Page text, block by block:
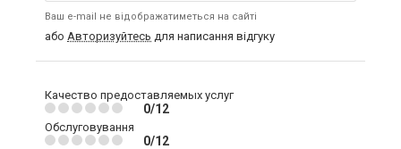
Ваш e-mail не відображатиметься на сайті
або Авторизуйтесь для написання відгуку
Качество предоставляемых услуг
0/12
Обслуговування
0/12